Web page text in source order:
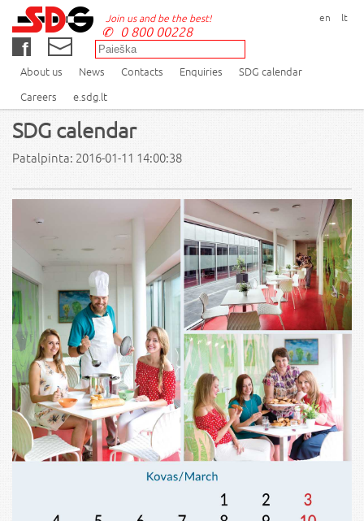
en lt
Join us and be the best!
0 800 00228
About us News Contacts Enquiries
SDG calendar
Careers
e.sdg.lt
SDG calendar
Patalpinta: 2016-01-11 14:00:38